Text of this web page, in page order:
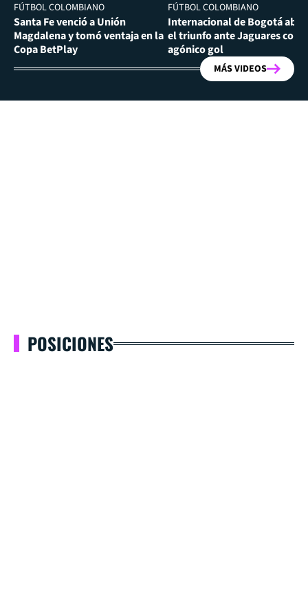
FÚTBOL COLOMBIANO
Santa Fe venció a Unión
Magdalena y tomó ventaja en la
Copa BetPlay
FÚTBOL COLOMBIANO
Internacional de Bogotá
el triunfo ante Jaguares con
agónico gol
MÁS VIDEOS
POSICIONES